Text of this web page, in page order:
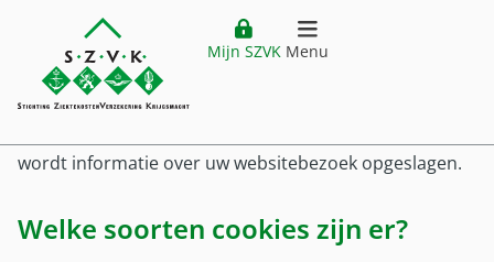
Website header
Ga direct naar hoofdinhoud
Ga direct naar hoofdmenu
Mijn SZVK Menu
Hoofdmenu
Home
Premie
Cookiebeleid
Cookies zijn kleine tekstbestanden die SZVK op uw
computer, tablet of mobiele telefoon plaatste op het
wordt informatie over uw websitebezoek opgeslagen.
Welke soorten cookies zijn er?